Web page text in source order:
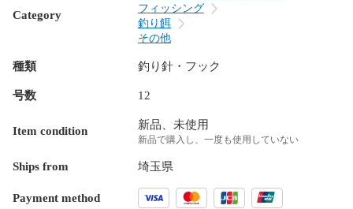
Category
フィッシング
釣り餌
その他
種類 釣り針・フック
号数 12
Item condition 新品、未使用
新品で購入し、一度も使用していない
Ships from 埼玉県
Payment method